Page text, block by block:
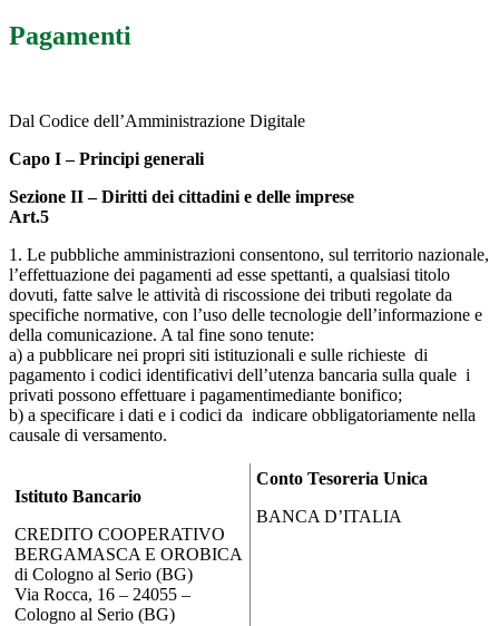
Pagamenti
Dal Codice dell’Amministrazione Digitale
Capo I – Principi generali
Sezione II – Diritti dei cittadini e delle imprese
Art.5
1. Le pubbliche amministrazioni consentono, sul territorio nazionale,
l’effettuazione dei pagamenti ad esse spettanti, a qualsiasi titolo
dovuti, fatte salve le attività di riscossione dei tributi regolate da
specifiche normative, con l’uso delle tecnologie dell’informazione e
della comunicazione. A tal fine sono tenute:
a) a pubblicare nei propri siti istituzionali e sulle richieste di
pagamento i codici identificativi dell’utenza bancaria sulla quale i
privati possono effettuare i pagamentimediante bonifico;
b) a specificare i dati e i codici da indicare obbligatoriamente nella
causale di versamento.
Istituto Bancario
CREDITO COOPERATIVO
BERGAMASCA E OROBICA
di Cologno al Serio (BG)
Via Rocca, 16 – 24055 –
Cologno al Serio (BG)
Conto Tesoreria Unica
BANCA D’ITALIA